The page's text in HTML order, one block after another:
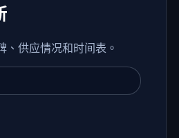
、供应情况和时间表。